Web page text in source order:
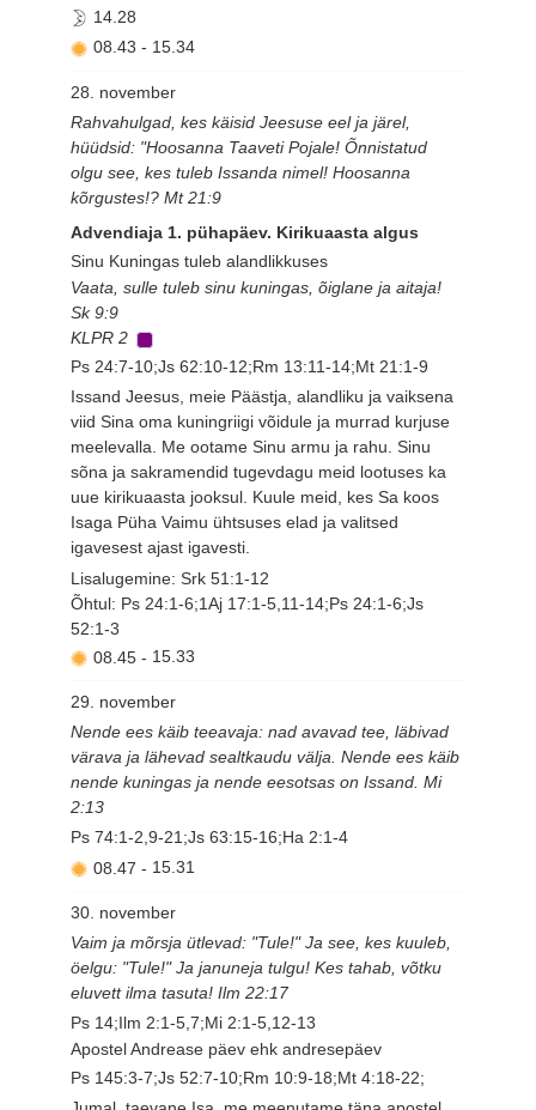
14.28
08.43 - 15.34
28. november
Rahvahulgad, kes käisid Jeesuse eel ja järel,
hüüdsid: "Hoosanna Taaveti Pojale! Õnnistatud
olgu see, kes tuleb Issanda nimel! Hoosanna
kõrgustes!? Mt 21:9
Advendiaja 1. pühapäev. Kirikuaasta algus
Sinu Kuningas tuleb alandlikkuses
Vaata, sulle tuleb sinu kuningas, õiglane ja aitaja!
Sk 9:9
KLPR 2
Ps 24:7-10;Js 62:10-12;Rm 13:11-14;Mt 21:1-9
Issand Jeesus, meie Päästja, alandliku ja vaiksena
viid Sina oma kuningriigi võidule ja murrad kurjuse
meelevalla. Me ootame Sinu armu ja rahu. Sinu
sõna ja sakramendid tugevdagu meid lootuses ka
uue kirikuaasta jooksul. Kuule meid, kes Sa koos
Isaga Püha Vaimu ühtsuses elad ja valitsed
igavesest ajast igavesti.
Lisalugemine: Srk 51:1-12
Õhtul: Ps 24:1-6;1Aj 17:1-5,11-14;Ps 24:1-6;Js
52:1-3
08.45 - 15.33
29. november
Nende ees käib teeavaja: nad avavad tee, läbivad
värava ja lähevad sealtkaudu välja. Nende ees käib
nende kuningas ja nende eesotsas on Issand. Mi
2:13
Ps 74:1-2,9-21;Js 63:15-16;Ha 2:1-4
08.47 - 15.31
30. november
Vaim ja mõrsja ütlevad: "Tule!" Ja see, kes kuuleb,
öelgu: "Tule!" Ja januneja tulgu! Kes tahab, võtku
eluvett ilma tasuta! Ilm 22:17
Ps 14;Ilm 2:1-5,7;Mi 2:1-5,12-13
Apostel Andrease päev ehk andresepäev
Ps 145:3-7;Js 52:7-10;Rm 10:9-18;Mt 4:18-22;